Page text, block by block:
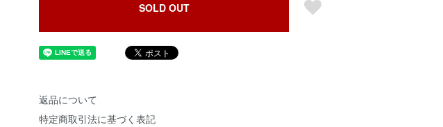
SOLD OUT
返品について
特定商取引法に基づく表記